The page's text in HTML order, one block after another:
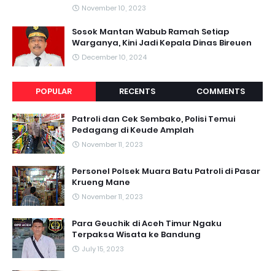
November 10, 2023
Sosok Mantan Wabub Ramah Setiap
Warganya, Kini Jadi Kepala Dinas Bireuen
December 10, 2024
POPULAR RECENTS COMMENTS
Patroli dan Cek Sembako, Polisi Temui
Pedagang di Keude Amplah
November 11, 2023
Personel Polsek Muara Batu Patroli di Pasar
Krueng Mane
November 11, 2023
Para Geuchik di Aceh Timur Ngaku
Terpaksa Wisata ke Bandung
July 15, 2023